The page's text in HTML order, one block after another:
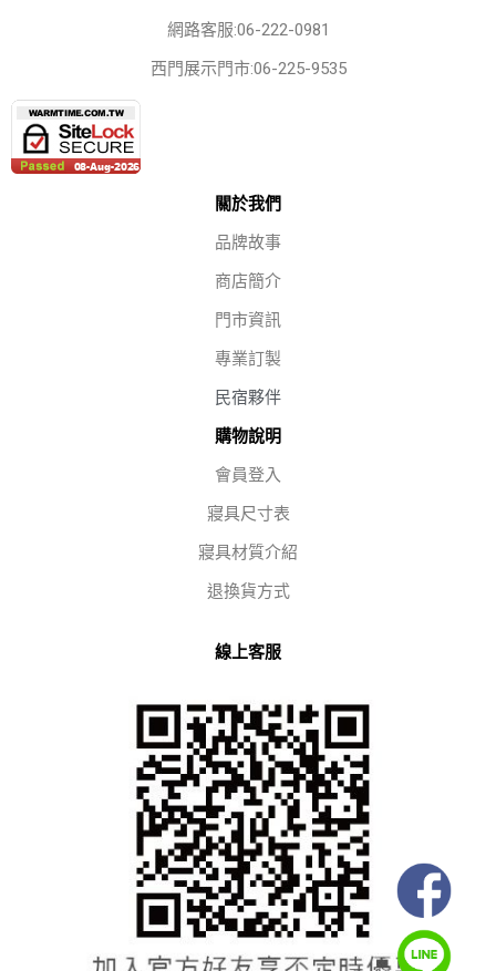
網路客服:06-222-0981
西門展示門市:06-225-9535
關於我們
品牌故事
商店簡介
門市資訊
專業訂製
民宿夥伴
購物說明
會員登入
寢具尺寸表
寢具材質介紹
退換貨方式
線上客服